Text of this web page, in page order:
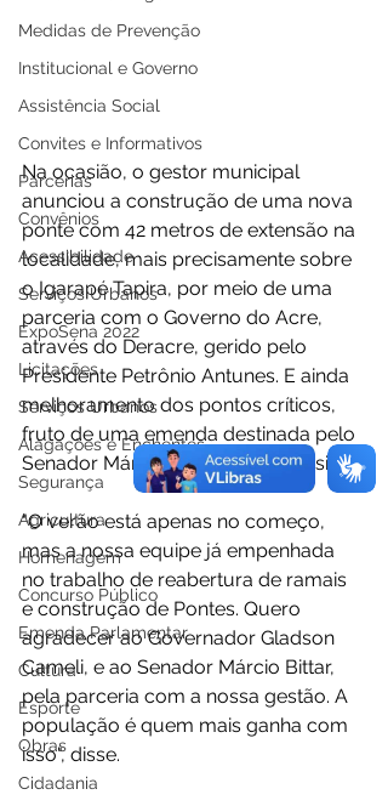
Medidas de Prevenção
Institucional e Governo
Assistência Social
Convites e Informativos
Parcerias
Convênios
Acessibilidade
Serviços Urbanos
ExpoSena 2022
Licitações
Serviços Urbanos
Alagações e Enchentes
Segurança
Agricultura
Homenagem
Concurso Público
Emenda Parlamentar
Cultura
Esporte
Obras
Cidadania
Na ocasião, o gestor municipal
anunciou a construção de uma nova
ponte com 42 metros de extensão na
localidade, mais precisamente sobre
o Igarapé Tapira, por meio de uma
parceria com o Governo do Acre,
através do Deracre, gerido pelo
Presidente Petrônio Antunes. E ainda
melhoramento dos pontos críticos,
fruto de uma emenda destinada pelo
Senador Márcio Bittar (União Brasil).
"O verão está apenas no começo,
mas a nossa equipe já empenhada
no trabalho de reabertura de ramais
e construção de Pontes. Quero
agradecer ao Governador Gladson
Cameli, e ao Senador Márcio Bittar,
pela parceria com a nossa gestão. A
população é quem mais ganha com
isso", disse.